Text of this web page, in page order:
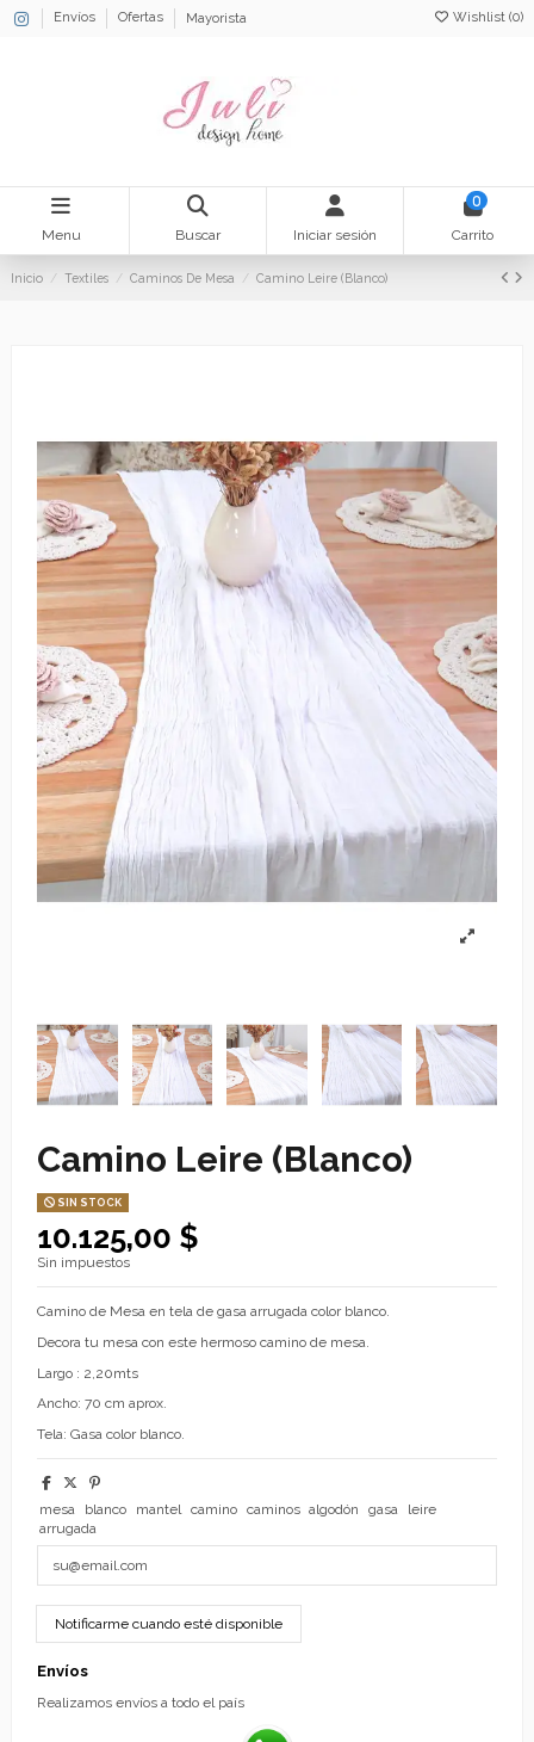
Envíos Ofertas Mayorista Wishlist (0)
Menu Buscar Iniciar sesión
0
Carrito
Inicio Textiles Caminos De Mesa Camino Leire (Blanco)
Camino Leire (Blanco)
SIN STOCK
10.125,00 $
Sin impuestos
Camino de Mesa en tela de gasa arrugada color blanco.
Decora tu mesa con este hermoso camino de mesa.
Largo : 2,20mts
Ancho: 70 cm aprox.
Tela: Gasa color blanco.
mesa blanco mantel camino caminos algodón gasa
leire
arrugada
Envíos
Realizamos envíos a todo el país